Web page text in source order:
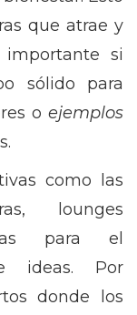
que atrae y
si
sólido para
o ejemplos
como las
lounges
para el
ideas. Por
donde los